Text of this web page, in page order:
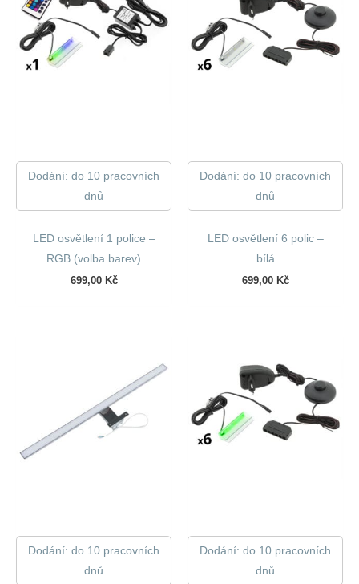
Dodání: do 10 pracovních
dnů
LED osvětlení 1 police –
RGB (volba barev)
699,00 Kč
Dodání: do 10 pracovních
dnů
LED osvětlení 6 polic –
bílá
699,00 Kč
Dodání: do 10 pracovních
dnů
Dodání: do 10 pracovních
dnů